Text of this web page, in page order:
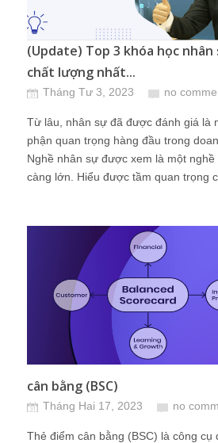
(Update) Top 3 khóa học nhân
chất lượng nhất...
Tháng Tư 3, 2023 no
Từ lâu, nhân sự đã được đánh giá là
phận quan trọng hàng đầu trong
Nghề nhân sự được xem là một
càng lớn. Hiểu được tầm quan trọng
cân bằng (BSC)
Tháng Hai 17, 2023 no
Thẻ điểm cân bằng (BSC) là công cụ